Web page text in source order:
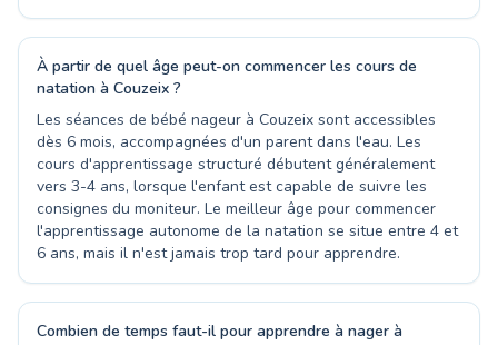
À partir de quel âge peut-on commencer les cours de
natation à Couzeix ?
Les séances de bébé nageur à Couzeix sont accessibles
dès 6 mois, accompagnées d'un parent dans l'eau. Les
cours d'apprentissage structuré débutent généralement
vers 3-4 ans, lorsque l'enfant est capable de suivre les
consignes du moniteur. Le meilleur âge pour commencer
l'apprentissage autonome de la natation se situe entre 4 et
6 ans, mais il n'est jamais trop tard pour apprendre.
Combien de temps faut-il pour apprendre à nager à